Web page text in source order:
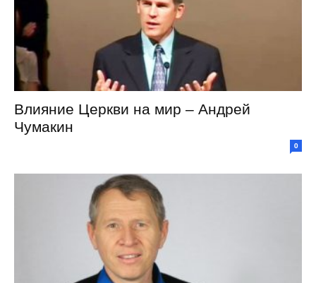
Влияние Церкви на мир – Андрей
Чумакин
0